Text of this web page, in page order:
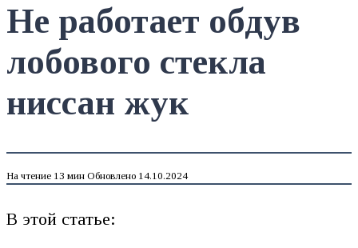
Не работает обдув
лобового стекла
ниссан жук
На чтение 13 мин Обновлено 14.10.2024
В этой статье: